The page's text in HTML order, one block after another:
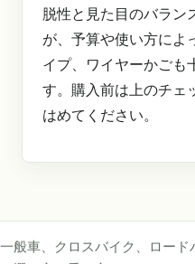
脱性と見た目のバラン
が、予算や使い方によ
イプ、ワイヤーかごも
す。購入前は上のチェ
はめてください。
一般車、クロスバイク、ロード